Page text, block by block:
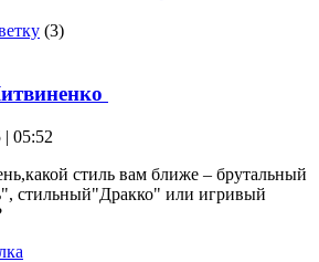
(3)
| 05:52
стиль вам ближе – брутальный
стильный"Дракко" или игривый